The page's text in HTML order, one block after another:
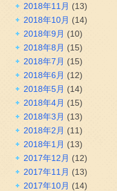
2018年11月 (13)
2018年10月 (14)
2018年9月 (10)
2018年8月 (15)
2018年7月 (15)
2018年6月 (12)
2018年5月 (14)
2018年4月 (15)
2018年3月 (13)
2018年2月 (11)
2018年1月 (13)
2017年12月 (12)
2017年11月 (13)
2017年10月 (14)